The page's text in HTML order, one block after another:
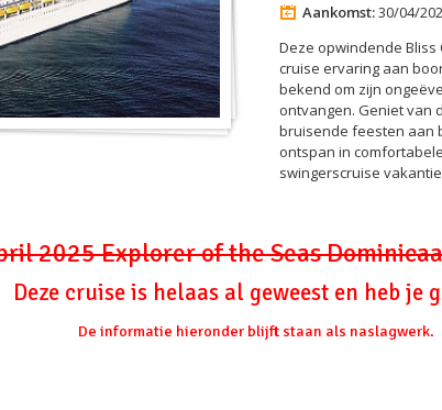
Aankomst:30/04/
Deze opwindende
cruise ervaring aan
bekend om zijn
ontvangen. Geniet van
bruisende feesten aan
ontspan in
swingerscruise
2025 Explorer of the Seas
Deze cruise is helaas al geweest en heb je
De informatie hieronder blijft staan als naslagwerk.